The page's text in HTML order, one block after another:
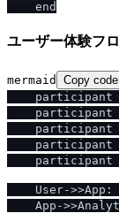
ユーザー体験フ
mermaid Copy code
participant
participant
participant
participant
participant
User->>App:
App-